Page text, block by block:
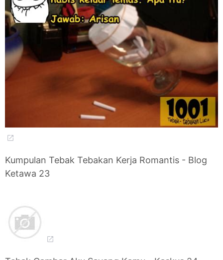
Kumpulan Tebak Tebakan Kerja Romantis - Blog
Ketawa 23